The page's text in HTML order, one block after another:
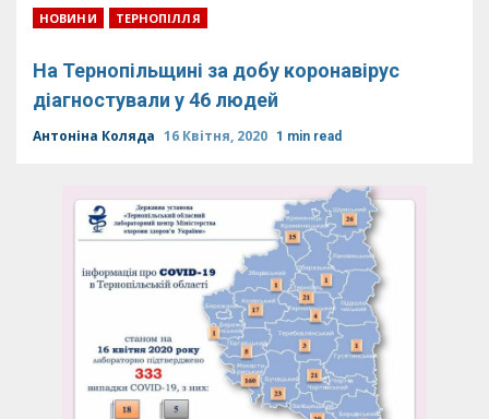
НОВИНИ ТЕРНОПІЛЛЯ
На Тернопільщині за добу коронавірус
діагностували у 46 людей
Антоніна Коляда 16 Квітня, 2020 1 min read